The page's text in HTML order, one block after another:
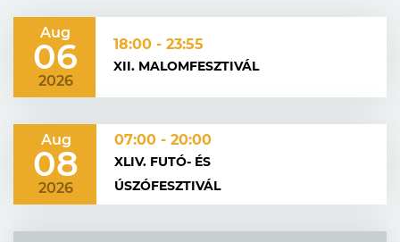
Aug
06
2026
18:00 - 23:55
XII. MALOMFESZTIVÁL
Aug
08
2026
07:00 - 20:00
XLIV. FUTÓ- ÉS
ÚSZÓFESZTIVÁL